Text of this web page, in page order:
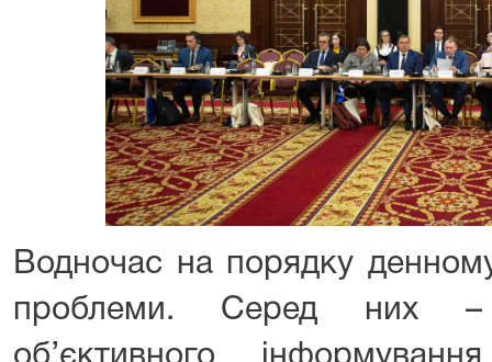
Водночас на порядку
проблеми. Серед них –